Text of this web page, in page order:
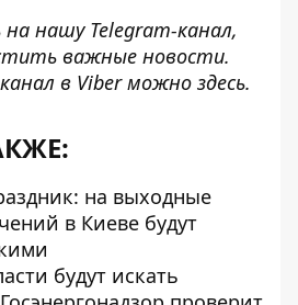
на нашу Telegram-канал,
важные новости.
в Viber можно здесь.
на выходные
в Киеве будут
будут искать